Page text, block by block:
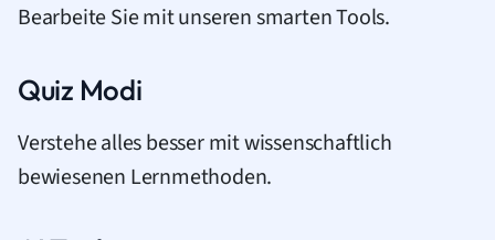
Bearbeite Sie mit unseren smarten Tools.
Quiz Modi
Verstehe alles besser mit wissenschaftlich
bewiesenen Lernmethoden.